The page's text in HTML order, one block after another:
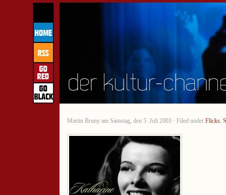
Martin Bruny am Samstag, den 5. Juli 2003 · Filed under Flicks,